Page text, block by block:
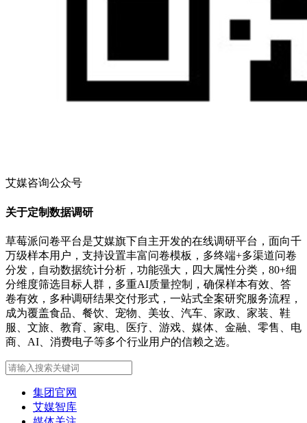
艾媒咨询公众号
关于定制数据调研
草莓派问卷平台是艾媒旗下自主开发的在线调研平台，面向千
万级样本用户，支持设置丰富问卷模板，多终端+多渠道问卷
分发，自动数据统计分析，功能强大，四大属性分类，80+细
分维度筛选目标人群，多重AI质量控制，确保样本有效、答
卷有效，多种调研结果交付形式，一站式全案研究服务流程，
成为覆盖食品、餐饮、宠物、美妆、汽车、家政、家装、鞋
服、文旅、教育、家电、医疗、游戏、媒体、金融、零售、电
商、AI、消费电子等多个行业用户的信赖之选。
集团官网
艾媒智库